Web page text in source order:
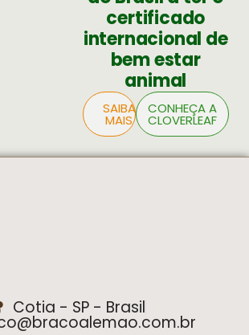
certificado
internacional de
bem estar
animal
SAIBA
MAIS
CONHEÇA A
CLOVERLEAF
Cotia - SP - Brasil